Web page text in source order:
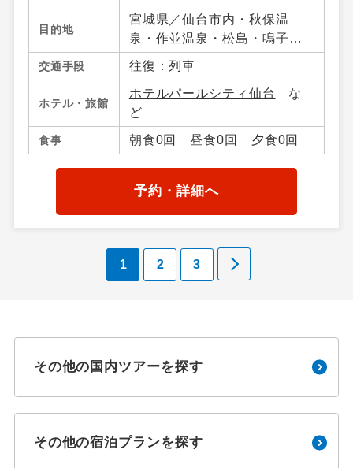
目的地
宮城県／仙台市内・秋保温
泉・作並温泉・松島・鳴子温
泉郷・宮城蔵王・白石・笹
谷・南三陸・気仙沼・宮城県
その他、山形県／山形市内・
山形蔵王・上山・赤湯温泉・
米沢・山形県その他、福島県
／福島市内・飯坂温泉・会津
若松・東山・芦ノ牧・喜多
方・熱塩温泉・磐梯高原・土
交通手段 往復：列車
ホテル・旅館
ホテルパールシティ仙台
な
ど
食事 朝食0回 昼食0回 夕食0回
予約・詳細へ
1 2 3
その他の国内ツアーを探す
その他の宿泊プランを探す